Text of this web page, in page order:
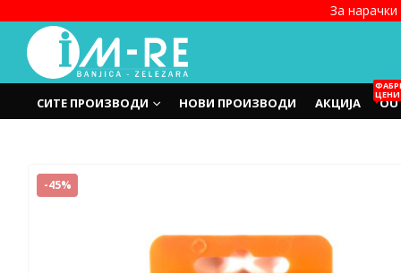
За
СИТЕ ПРОИЗВОДИ НОВИ ПРОИЗВОДИ АКЦИЈА
ЦЕНИ
-45%